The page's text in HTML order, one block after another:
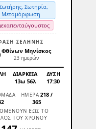
Σωτηρία,
Μεταμόρφωση
ΣΕΛΗΝΗΣ
Φθίνων Μηνίσκος
23 ημερών
ΔΙΑΡΚΕΙΑ
13ω 56λ
ΔΥΣΗ
17:30
ΗΜΕΡΑ 218 /
365
ΕΩΣ ΤΟ
ΤΟΥ ΧΡΟΝΟΥ